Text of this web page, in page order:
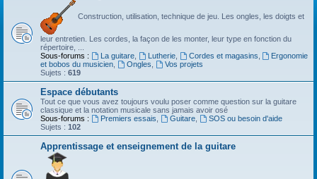
Construction, utilisation, technique de jeu. Les ongles, les doigts et
leur entretien. Les cordes, la façon de les monter, leur type en fonction du
répertoire, ...
Sous-forums :
La guitare, Lutherie, Cordes et magasins
Ergonomie
et bobos du musicien
Ongles
Vos projets
Sujets : 619
Espace débutants
Tout ce que vous avez toujours voulu poser comme question sur la guitare
classique et la notation musicale sans jamais avoir osé
Sous-forums :
Premiers essais Guitare,
SOS ou besoin d'aide
Sujets : 102
Apprentissage et enseignement de la guitare